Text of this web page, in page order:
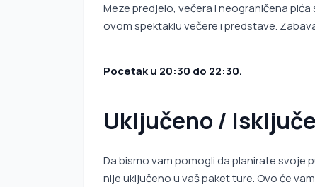
Meze predjelo, večera i neograničena
ovom spektaklu večere i predstave.
Pocetak u 20:30 do 22:30.
Uključeno /
Da bismo vam pomogli da planirate svoje
nije uključeno u vaš paket ture. Ovo će